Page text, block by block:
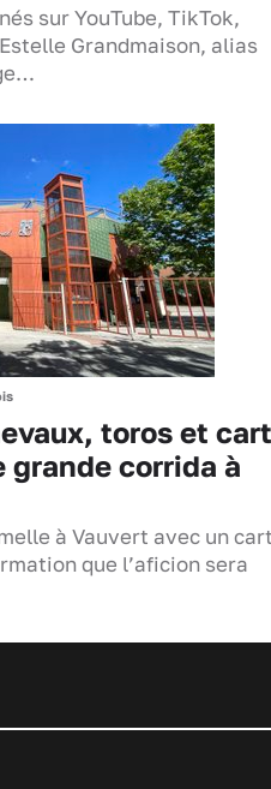
sur YouTube, TikTok,
Grandmaison, alias
toros et
grande corrida à
à Vauvert avec un
que l’aficion sera